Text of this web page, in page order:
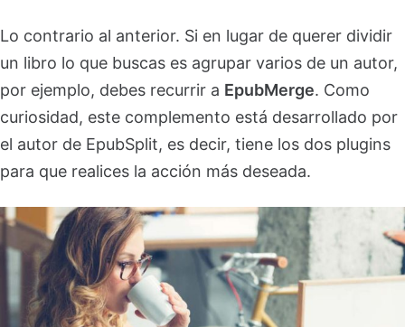
Lo contrario al anterior. Si en lugar de querer dividir
un libro lo que buscas es agrupar varios de un autor,
por ejemplo, debes recurrir a EpubMerge. Como
curiosidad, este complemento está desarrollado por
el autor de EpubSplit, es decir, tiene los dos plugins
para que realices la acción más deseada.